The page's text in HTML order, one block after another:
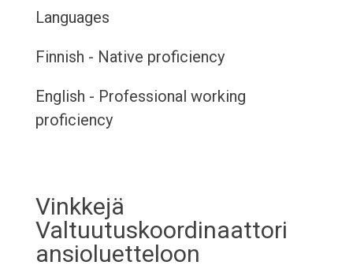
Languages
Finnish - Native proficiency
English - Professional working
proficiency
Vinkkejä
Valtuutuskoordinaattori
ansioluetteloon